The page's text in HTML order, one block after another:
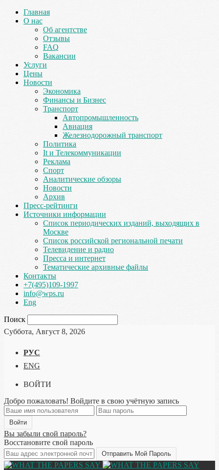
Главная
О нас
Об агентстве
Отзывы
FAQ
Вакансии
Услуги
Цены
Новости
Экономика
Финансы и Бизнес
Транспорт
Автопромышленность
Авиация
Железнодорожный транспорт
Политика
It и Телекоммуникации
Реклама
Спорт
Аналитические обзоры
Новости
Архив
Пресс-рейтинги
Источники информации
Список периодических изданий, выходящих в
Москве
Список российской региональной печати
Телевидение и радио
Пресса и интернет
Тематические архивные файлы
Контакты
+7(495)109-1997
info@wps.ru
Eng
Поиск
Суббота, Август 8, 2026
РУС
ENG
ВОЙТИ
Добро пожаловать! Войдите в свою учётную запись
Вы забыли свой пароль?
Восстановите свой пароль